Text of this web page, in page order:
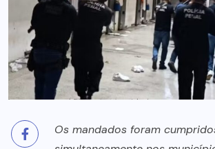
Os mandados foram